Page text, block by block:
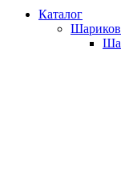
Каталог